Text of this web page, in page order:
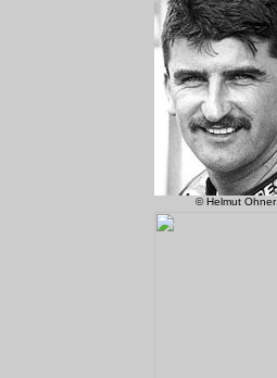
© Helmut Ohner